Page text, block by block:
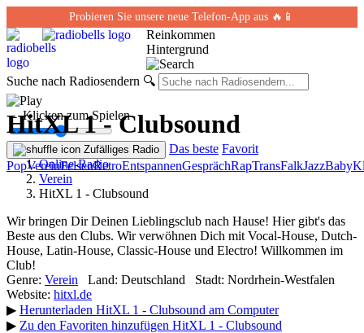
Probieren Sie unsere neue Telefon-App aus 🔥📱
Reinkommen
Hintergrund
Suche nach Radiosendern 🔍
← Klicken zum Spielen
Zufälliges Radio Das beste Favorit
PopVereinFelsenRetroEntspannenGesprächRapTransFalkJazzBaby
HitXL 1 - Clubsound
Online-Radio
Verein
HitXL 1 - Clubsound
Wir bringen Dir Deinen Lieblingsclub nach Hause! Hier gibt's das
Beste aus den Clubs. Wir verwöhnen Dich mit Vocal-House, Dutch-
House, Latin-House, Classic-House und Electro! Willkommen im
Club!
Genre: Verein Land: Deutschland Stadt: Nordrhein-Westfalen
Website: hitxl.de
▶ Herunterladen HitXL 1 - Clubsound am Computer
▶ Zu den Favoriten hinzufügen HitXL 1 - Clubsound